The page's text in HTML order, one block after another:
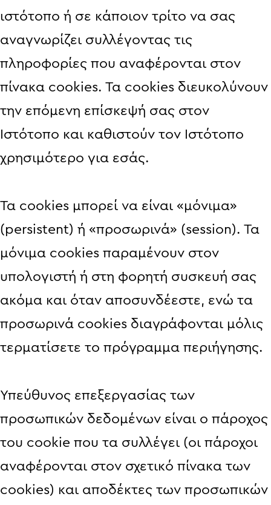
ιστότοπο ή σε κάποιον τρίτο να σας
αναγνωρίζει συλλέγοντας τις
πληροφορίες που αναφέρονται στον
πίνακα cookies. Τα cookies διευκολύνουν
την επόμενη επίσκεψή σας στον
Iστότοπο και καθιστούν τον Iστότοπο
χρησιμότερο για εσάς.
Τα cookies μπορεί να είναι «μόνιμα»
(persistent) ή «προσωρινά» (session). Τα
μόνιμα cookies παραμένουν στον
υπολογιστή ή στη φορητή συσκευή σας
ακόμα και όταν αποσυνδέεστε, ενώ τα
προσωρινά cookies διαγράφονται μόλις
τερματίσετε το πρόγραμμα περιήγησης.
Υπεύθυνος επεξεργασίας των
προσωπικών δεδομένων είναι ο πάροχος
του cookie που τα συλλέγει (οι πάροχοι
αναφέρονται στον σχετικό πίνακα των
cookies) και αποδέκτες των προσωπικών